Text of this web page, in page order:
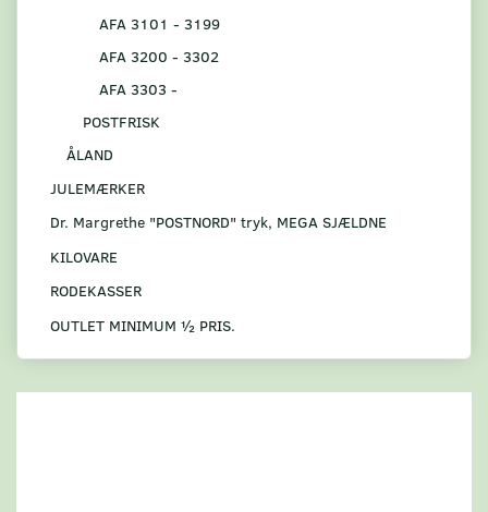
AFA 3101 - 3199
AFA 3200 - 3302
AFA 3303 -
POSTFRISK
ÅLAND
JULEMÆRKER
Dr. Margrethe "POSTNORD" tryk, MEGA SJÆLDNE
KILOVARE
RODEKASSER
OUTLET MINIMUM ½ PRIS.